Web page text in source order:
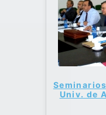
Univ. de